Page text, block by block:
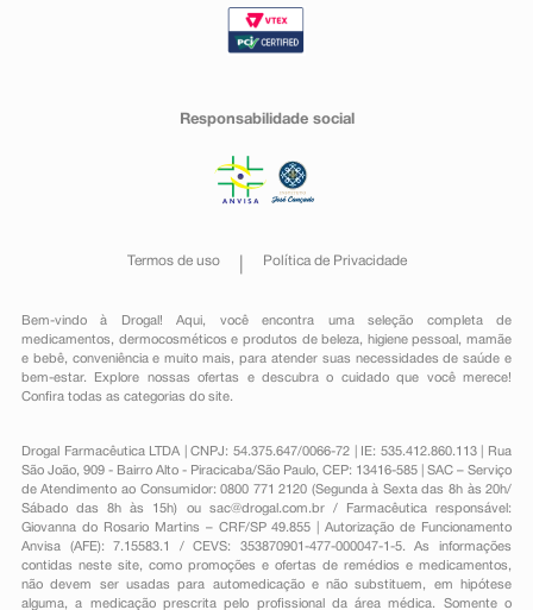
Responsabilidade social
Termos de uso Política de Privacidade
Bem-vindo à Drogal! Aqui, você encontra uma seleção completa de
medicamentos , dermocosméticos e produtos de beleza, higiene pessoal ,mamãe
e bebê, conveniênciae muito mais, para atender suas necessidades de saúde e
bem-estar. Explore nossas ofertas e descubra o cuidado que você merece!
Confira todas as categorias do site.
Drogal Farmacêutica LTDA | CNPJ: 54.375.647/0066-72 | IE: 535.412.860.113 | Rua
São João, 909 - Bairro Alto - Piracicaba/São Paulo, CEP: 13416-585 | SAC – Serviço
de Atendimento ao Consumidor: 0800 771 2120 (Segunda à Sexta das 8h às 20h/
Sábado das 8h às 15h) ou sac@drogal.com.br/ Farmacêutica responsável:
Giovanna do Rosario Martins – CRF/SP 49.855 | Autorização de Funcionamento
Anvisa (AFE): 7.15583.1 / CEVS: 353870901-477-000047-1-5. As informações
contidas neste site, como promoções e ofertas de remédios e medicamentos,
não devem ser usadas para automedicação e não substituem, em hipótese
alguma, a medicação prescrita pelo profissional da área médica. Somente o